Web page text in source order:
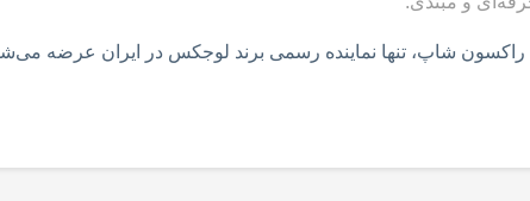
شاپ، تنها نماینده رسمی برند لوجکس در ایران عرضه